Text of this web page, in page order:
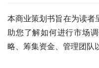
本商业策划书旨在为读者
助您了解如何进行市场
略、筹集资金、管理团队